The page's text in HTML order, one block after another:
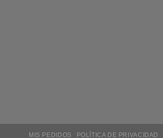
MIS PEDIDOS POLÍTICA DE PRIVACIDAD